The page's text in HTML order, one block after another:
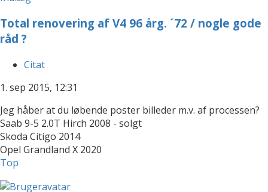
Total renovering af V4 96 årg. ´72 / nogle gode
råd ?
Citat
1. sep 2015, 12:31
Jeg håber at du løbende poster billeder m.v. af processen?
Saab 9-5 2.0T Hirch 2008 - solgt
Skoda Citigo 2014
Opel Grandland X 2020
Top